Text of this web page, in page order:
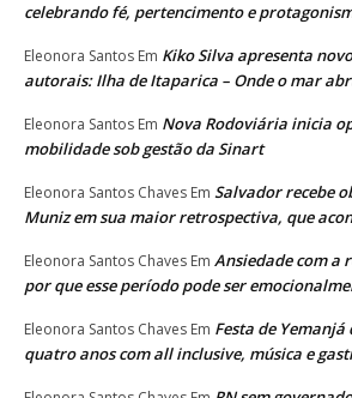
celebrando fé, pertencimento e
Eleonora Santos Em Kiko Silva apresenta
autorais: Ilha de Itaparica – Onde o mar
Eleonora Santos Em Nova Rodoviária inicia
mobilidade sob gestão da Sinart
Eleonora Santos Chaves Em Salvador recebe
Muniz em sua maior retrospectiva, que
Eleonora Santos Chaves Em Ansiedade com a
por que esse período pode ser
Eleonora Santos Chaves Em Festa de
quatro anos com all inclusive, música e